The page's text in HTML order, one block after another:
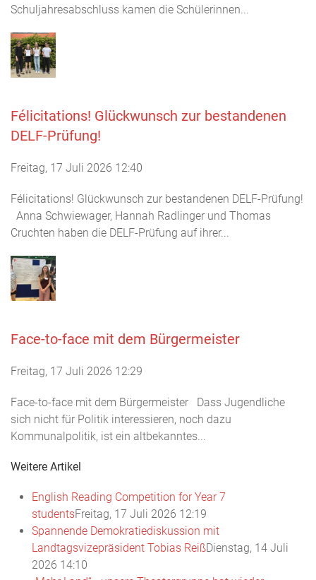
Schuljahresabschluss kamen die Schülerinnen...
Félicitations! Glückwunsch zur bestandenen
DELF-Prüfung!
Freitag, 17 Juli 2026 12:40
Félicitations! Glückwunsch zur bestandenen DELF-Prüfung!
Anna Schwiewager, Hannah Radlinger und Thomas
Cruchten haben die DELF-Prüfung auf ihrer...
Face-to-face mit dem Bürgermeister
Freitag, 17 Juli 2026 12:29
Face-to-face mit dem Bürgermeister Dass Jugendliche
sich nicht für Politik interessieren, noch dazu
Kommunalpolitik, ist ein altbekanntes...
Weitere Artikel
English Reading Competition for Year 7
studentsFreitag, 17 Juli 2026 12:19
Spannende Demokratiediskussion mit
Landtagsvizepräsident Tobias ReißDienstag, 14 Juli
2026 14:10